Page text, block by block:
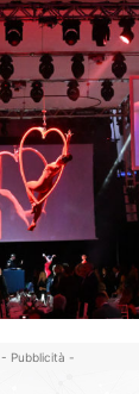
- Pubblicità -